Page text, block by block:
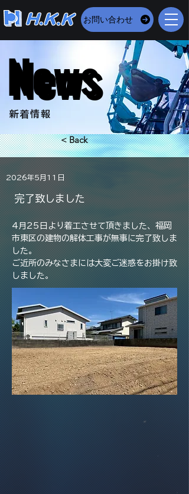
お問い合わせ
News
News
​新着情報
< Back
2026年5月11日
完了致しました
4月25日より着工させて頂きました、福岡
市東区の建物の解体工事が無事に完了致しま
した。
ご近所のみなさまには大変ご迷惑をお掛け致
しました。